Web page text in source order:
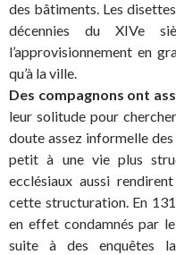
des bâtiments. Les
décennies du XIVe
l’approvisionnement en
qu’à la ville.
Des compagnons ont
leur solitude pour
doute assez informelle
petit à une vie plus
ecclésiaux aussi
cette structuration. En
en effet condamnés par
suite à des enquêtes